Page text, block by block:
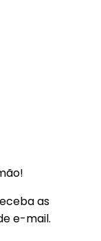
as
e-mail.